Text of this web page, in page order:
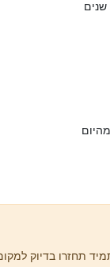
תחזרו בדיוק